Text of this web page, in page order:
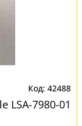
42488
LSA-7980-01